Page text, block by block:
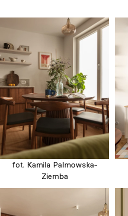
fot. Kamila Palmowska-
Ziemba